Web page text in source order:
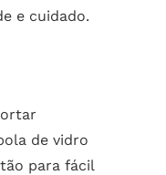
e cuidado.
de vidro
para fácil